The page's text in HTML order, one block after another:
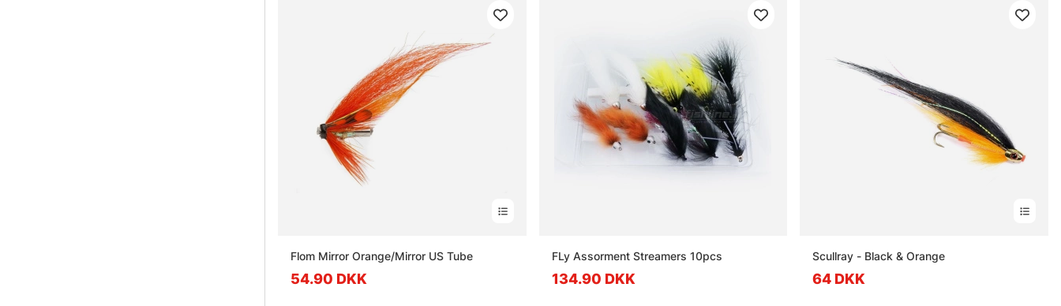
Flom Mirror Orange/Mirror US Tube
54.90 DKK
FLy Assorment Streamers 10pcs
134.90 DKK
Scullray - Black & Orange
64 DKK